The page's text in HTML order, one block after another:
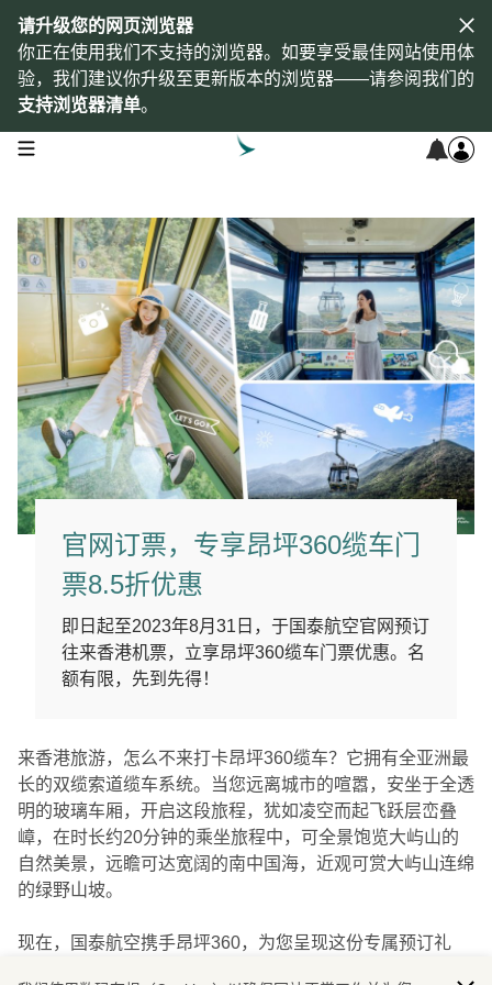
请升级您的网页浏览器
你正在使用我们不支持的浏览器。如要享受最佳网站使用体
验，我们建议你升级至更新版本的浏览器——请参阅我们的
支持浏览器清单。
open navigation menu
官网订票，专享昂坪360缆车门
票8.5折优惠
即日起至2023年8月31日，于国泰航空官网预订
往来香港机票，立享昂坪360缆车门票优惠。名
额有限，先到先得！
来香港旅游，怎么不来打卡昂坪360缆车？它拥有全亚洲最
长的双缆索道缆车系统。当您远离城市的喧嚣，安坐于全透
明的玻璃车厢，开启这段旅程，犹如凌空而起飞跃层峦叠
嶂，在时长约20分钟的乘坐旅程中，可全景饱览大屿山的
自然美景，远瞻可达宽阔的南中国海，近观可赏大屿山连绵
的绿野山坡。
现在，国泰航空携手昂坪360，为您呈现这份专属预订礼